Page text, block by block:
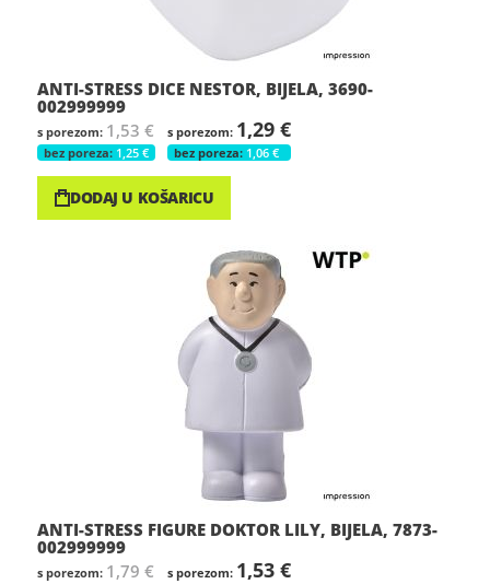
ANTI-STRESS DICE NESTOR, BIJELA, 3690-
002999999
1,53 €
1,25 €
1,29 €
1,06 €
DODAJ U KOŠARICU
ANTI-STRESS FIGURE DOKTOR LILY, BIJELA, 7873-
002999999
1,79 €
1,53 €